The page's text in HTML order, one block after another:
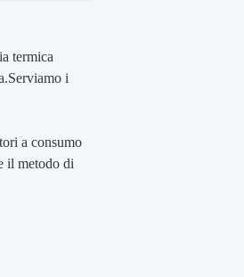
termica
i
a consumo
il metodo di